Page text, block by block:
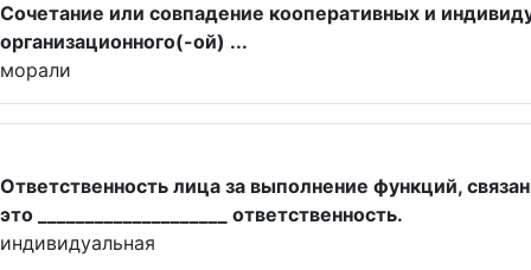
Сочетание или совпадение кооперативных и
организационного(-ой) ...
морали
Ответственность лица за выполнение функций,
это ____________________ ответственность.
индивидуальная